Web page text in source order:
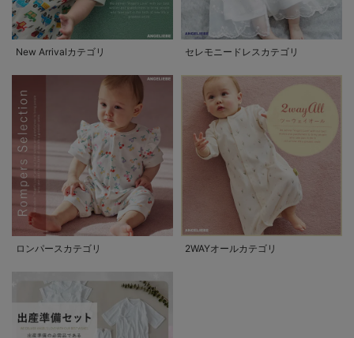
New Arrivalカテゴリ セレモニードレスカテゴリ
ロンパースカテゴリ 2WAYオールカテゴリ